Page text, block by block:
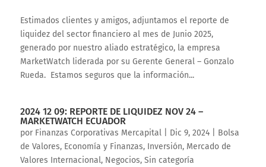
Estimados clientes y amigos, adjuntamos el reporte de
liquidez del sector financiero al mes de Junio 2025,
generado por nuestro aliado estratégico, la empresa
MarketWatch liderada por su Gerente General – Gonzalo
Rueda. Estamos seguros que la información...
2024 12 09: REPORTE DE LIQUIDEZ NOV 24 –
MARKETWATCH ECUADOR
por Finanzas Corporativas Mercapital| Dic 9, 2024| Bolsa
de Valores, Economía y Finanzas, Inversión, Mercado de
Valores Internacional, Negocios, Sin categoría